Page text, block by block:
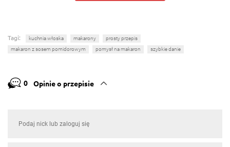
Tagi: kuchnia włoska makarony
prosty przepis
makaron z sosem pomidorowym
pomysł na makaron szybkie danie
0 Opinie o przepisie